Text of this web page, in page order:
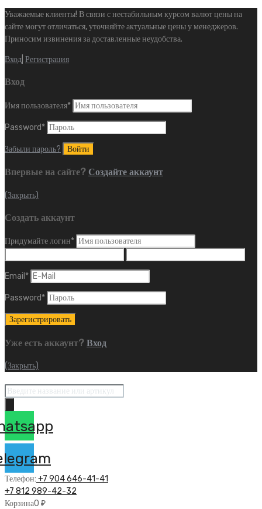
Уважаемые клиенты! В связи с нестабильным курсом валют цены на
сайте могут отличаться, уточняйте актуальные цены у менеджеров.
Приносим извинения за доставленные неудобства.
Вход Регистрация
Вход
Имя пользователя*
Password*
Забыли пароль?
Впервые на сайте? Создайте аккаунт
(Закрыть)
Создать аккаунт
Придумайте логин*
Email *
Password*
Уже есть аккаунт? Вход
(Закрыть)
Поиск
товаров
Телефон: +7 904 646-41-41
+7 812 989-42-32
Корзина0 ₽